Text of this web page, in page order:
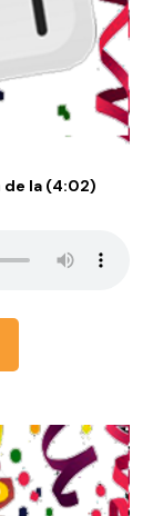
de la (4:02)